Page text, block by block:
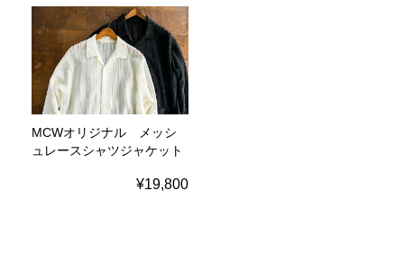
MCWオリジナル メッシ
ュレースシャツジャケット
¥19,800